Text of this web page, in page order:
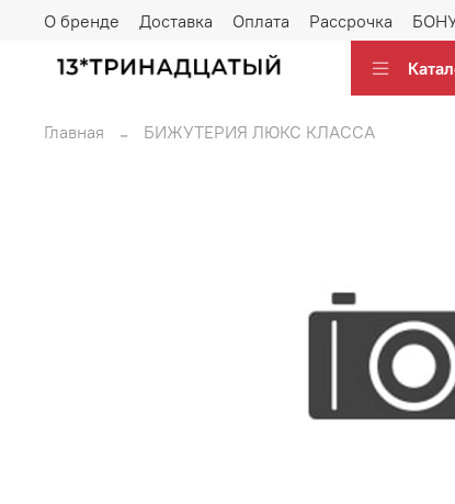
О бренде Доставка Оплата Рассрочка
Главная БИЖУТЕРИЯ ЛЮКС КЛАССА